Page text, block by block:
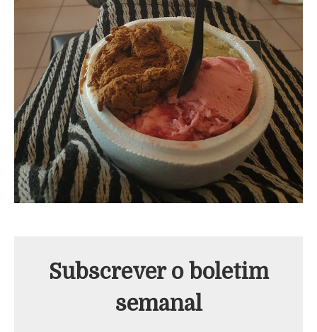
Subscrever o boletim
semanal